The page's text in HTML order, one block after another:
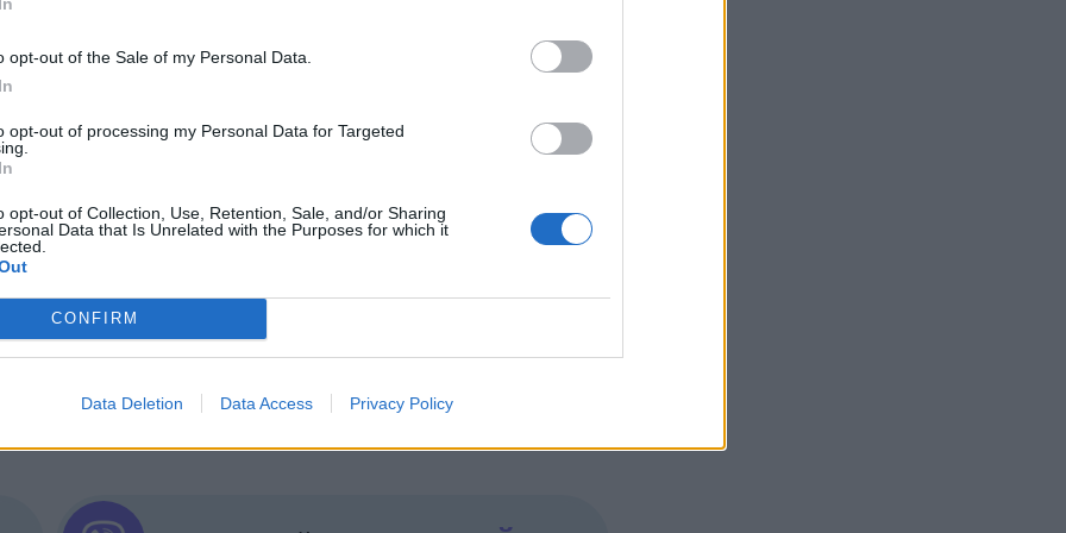
opt-out of the Sale of my Personal Data.
opt-out of processing my Personal Data for Targeted
opt-out of Collection, Use, Retention, Sale, and/or Sharing
Data that Is Unrelated with the Purposes for which it
CONFIRM
Data Deletion Data Access Privacy Policy
на
при използване на енергийните източници и
, вкл. външно осветление от
зареждане на електрически устройства
към търсенето, управлението и рециклирането на
и финансират програми за
пестеливото използване на ресурсите.